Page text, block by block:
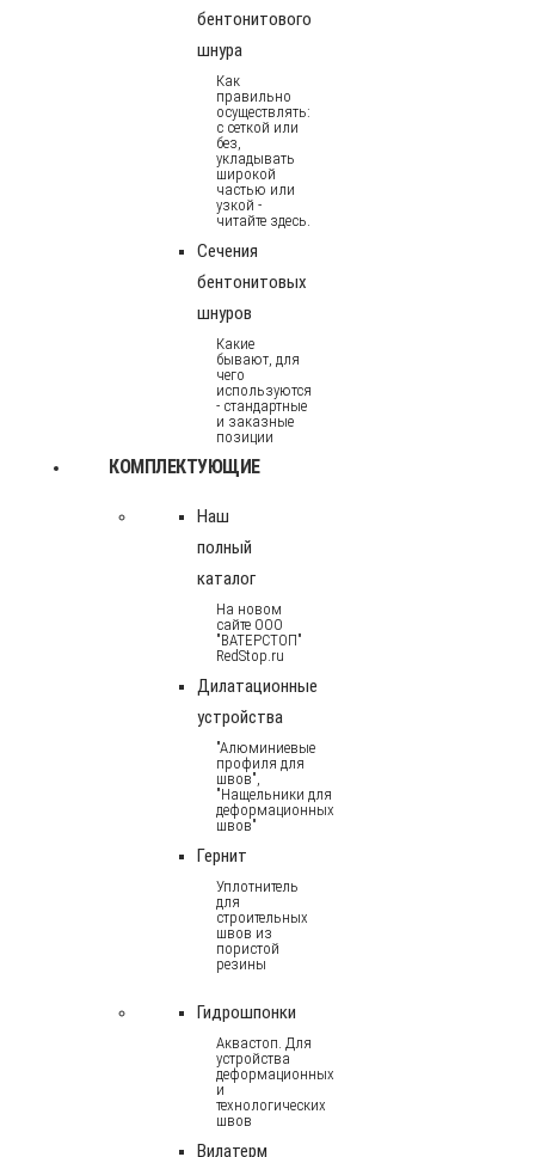
бентонитового
шнура
Как
правильно
осуществлять:
с сеткой или
без,
укладывать
широкой
частью или
узкой -
читайте здесь.
Сечения
бентонитовых
шнуров
Какие
бывают, для
чего
используются
- стандартные
и заказные
позиции
КОМПЛЕКТУЮЩИЕ
Наш
полный
каталог
На новом
сайте ООО
"ВАТЕРСТОП"
RedStop.ru
Дилатационные
устройства
"Алюминиевые
профиля для
швов",
"Нащельники для
деформационных
швов"
Гернит
Уплотнитель
для
строительных
швов из
пористой
резины
Гидрошпонки
Аквастоп. Для
устройства
деформационных
и
технологических
швов
Вилатерм